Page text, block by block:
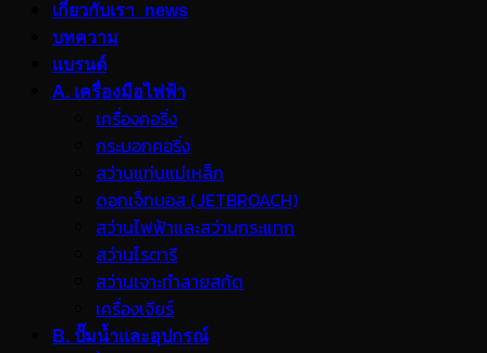
เกี่ยวกับเรา_news
บทความ
แบรนด์
A. เครื่องมือไฟฟ้า
เครื่องคอริ่ง
กระบอกคอริ่ง
สว่านแท่นแม่เหล็ก
ดอกเจ็ทบอส (JETBROACH)
สว่านไฟฟ้าและสว่านกระแทก
สว่านโรตารี
สว่านเจาะทำลายสกัด
เครื่องเจียร์
B. ปั๊มน้ำและอุปกรณ์